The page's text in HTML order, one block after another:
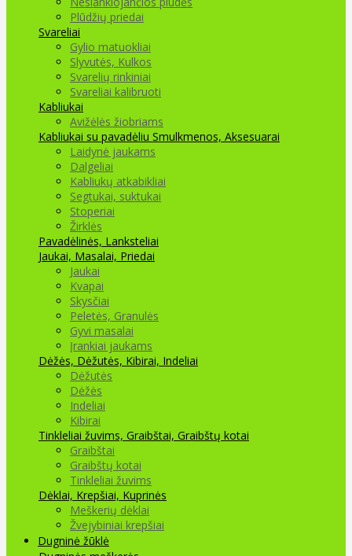
Plūdžių priedai
Svareliai
Gylio matuokliai
Slyvutės, Kulkos
Svarelių rinkiniai
Svareliai kalibruoti
Kabliukai
Avižėlės žiobriams
Kabliukai su pavadėliu Smulkmenos, Aksesuarai
Laidynė jaukams
Dalgeliai
Kabliukų atkabikliai
Segtukai, suktukai
Stoperiai
Žirklės
Pavadėlinės, Lanksteliai
Jaukai, Masalai, Priedai
Jaukai
Kvapai
Skysčiai
Peletės, Granulės
Gyvi masalai
Įrankiai jaukams
Dėžės, Dėžutės, Kibirai, Indeliai
Dėžutės
Dėžės
Indeliai
Kibirai
Tinkleliai žuvims, Graibštai, Graibštų kotai
Graibštai
Graibštų kotai
Tinkleliai žuvims
Dėklai, Krepšiai, Kuprinės
Meškerių dėklai
Žvejybiniai krepšiai
Dugninė žūklė